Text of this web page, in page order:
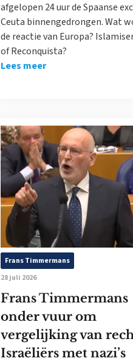
afgelopen 24 uur de Spaanse
Ceuta binnengedrongen. Wat
de reactie van Europa?
of Reconquista?
Lees meer
Frans Timmermans
28 juli 2026
Frans Timmermans
onder vuur om
vergelijking van
Israëliërs met nazi’s